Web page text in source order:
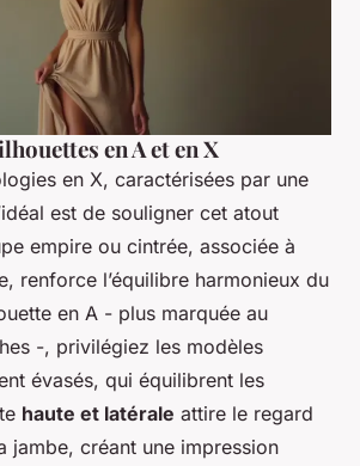
en A et en X
en X, caractérisées par une
est de souligner cet atout
empire ou cintrée, associée à
renforce l’équilibre harmonieux du
en A - plus marquée au
-, privilégiez les modèles
évasés, qui équilibrent les
haute et latérale attire le regard
jambe, créant une impression